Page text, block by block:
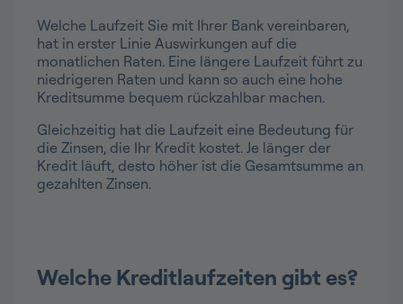
Welche Laufzeit Sie mit Ihrer Bank vereinbaren,
hat in erster Linie Auswirkungen auf die
monatlichen Raten. Eine längere Laufzeit führt zu
niedrigeren Raten und kann so auch eine hohe
Kreditsumme bequem rückzahlbar machen.
Gleichzeitig hat die Laufzeit eine Bedeutung für
die Zinsen, die Ihr Kredit kostet. Je länger der
Kredit läuft, desto höher ist die Gesamtsumme an
gezahlten Zinsen.
Welche Kreditlaufzeiten gibt es?